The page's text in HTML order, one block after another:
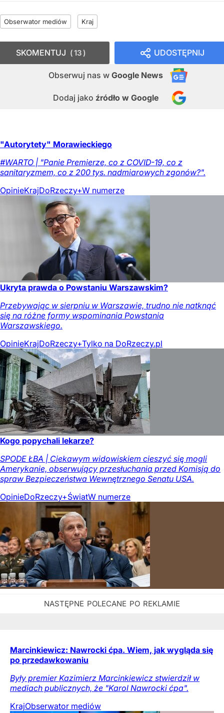
Obserwator mediów Kraj
UDOSTĘPNIJ
Obserwuj nas w Google News
Dodaj jako źródło w Google
SKOMENTUJ 13
"Autorytety" Morawieckiego
#WARTO | "Panie Premierze, co z COVID-19, co z
sanitaryzmem, co z 200 tys. nadmiarowych zgonów?".
OpinieKrajDoRzeczy+W numerze
Ukryta prawda o Powstaniu Warszawskim?
Przebywając w sierpniu w Warszawie, trudno nie natknąć
się na różne formy wspominania Powstania
Warszawskiego.
OpinieKrajDoRzeczy+Tylko na DoRzeczy.pl
Kogo popychali lekarze?
SPODE ŁBA | Ciekawym widowiskiem cieszyć się mogli
Amerykanie, obserwujący przesłuchania przed Komisją do
spraw Bezpieczeństwa Wewnętrznego Senatu USA.
OpinieDoRzeczy+ŚwiatW numerze
Marcinkiewicz: Nawrocki ćpa. Wiem, jak wygląda się
po przedawkowaniu
Były premier Kazimierz Marcinkiewicz stwierdził w
mediach publicznych, że "Karol Nawrocki ćpa".
KrajObserwator mediów